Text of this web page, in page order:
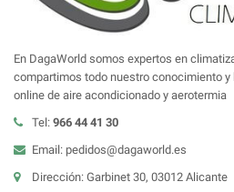
En DagaWorld somos expertos en
compartimos todo nuestro conocimiento y
online de aire acondicionado y aerotermia
Tel: 966 44 41 30
Email: pedidos@dagaworld.es
Dirección: Garbinet 30, 03012 Alicante